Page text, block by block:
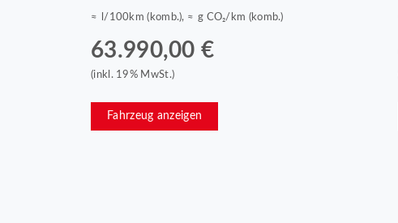
≈ l/100km (komb.), ≈ g CO₂/km (komb.)
63.990,00 €
(inkl. 19% MwSt.)
Fahrzeug anzeigen